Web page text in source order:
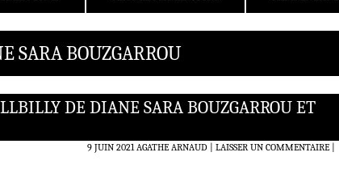
SARA BOUZGARROU
DE DIANE SARA BOUZGARROU ET
9 JUIN 2021 AGATHE ARNAUD LAISSER UN COMMENTAIRE|